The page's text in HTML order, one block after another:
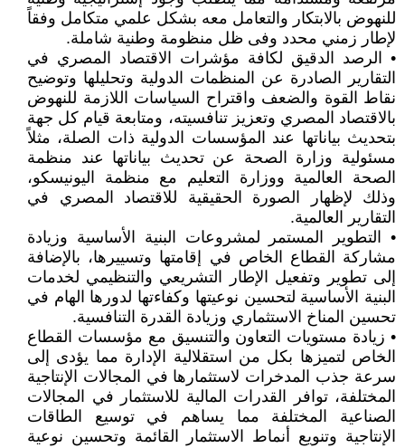
للنهوض بالابتكار والتعامل معه بشكل علمي متكامل وفقاً
لإطار زمني محدد وفى ظل منظومة وطنية شاملة.
• الرصد الدقيق لكافة مؤشرات الاقتصاد المصري في
التقارير الصادرة عن المنظمات الدولية وتحليلها وتوضيح
نقاط القوة والضعف واقتراح السياسات اللازمة للنهوض
بالاقتصاد المصري وتعزيز تنافسيته، ومتابعة قيام كل جهة
بتحديث بياناتها عند المؤسسات الدولية ذات الصلة، مثلاً
مسئولية وزارة الصحة عن تحديث بياناتها عند منظمة
الصحة العالمية ووزارة التعليم مع منظمة اليونيسكو،
وذلك لإظهار الصورة الحقيقية للاقتصاد المصري في
التقارير العالمية.
• التطوير المستمر لمشروعات البنية الأساسية وزيادة
مشاركة القطاع الخاص في إقامتها وتسييرها، بالإضافة
إلى تطوير وتفعيل الإطار التشريعي والتنظيمي لخدمات
البنية الأساسية لتحسين نوعيتها وكفاءتها لدورها الهام في
تحسين المناخ الاستثماري وزيادة القدرة التنافسية.
• زيادة مستويات التعاون والتنسيق مع مؤسسات القطاع
الخاص لتميزها بكل من استقلالية الإدارة مما يؤدى إلى
سرعة جذب المدخرات لاستثمارها في المجالات الإنتاجية
المختلفة، توافر القدرات المالية للاستثمار في المجالات
الصناعية المختلفة مما يساهم في توسيع الطاقات
الإنتاجية وتنويع أنماط الاستثمار القائمة وتحسين نوعية